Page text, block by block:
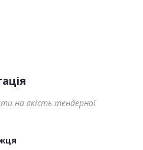
на якість тендерної